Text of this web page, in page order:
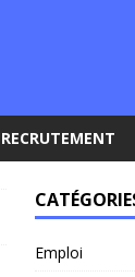
RECRUTEMENT
Emploi